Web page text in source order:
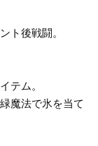
ト後戦闘。
テム。
魔法で氷を当て